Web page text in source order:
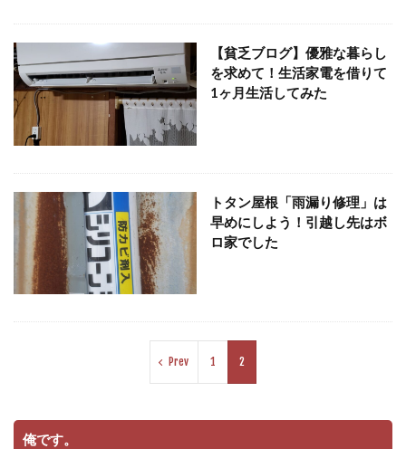
【貧乏ブログ】優雅な暮らし
を求めて！生活家電を借りて
1ヶ月生活してみた
トタン屋根「雨漏り修理」は
早めにしよう！引越し先はボ
ロ家でした
Prev 1 2
俺です。